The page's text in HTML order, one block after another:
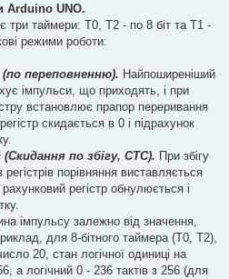
// Викликається ISR
// Виводимо нове значення на
Arduino UNO.
три таймери: T0, T2 - по 8 біт та T1 -
режими роботи:
переповненню). Найпоширеніший
імпульси, що приходять, і при
встановлює прапор переривання
скидається в 0 і підрахунок
по збігу, CTC). При збігу
порівняння виставляється
регістр обнулюється і
імпульсу залежно від значення,
для 8-бітного таймера (T0, T2),
20, стан логічної одиниці на
а логічний 0 - 236 тактів з 256 (для